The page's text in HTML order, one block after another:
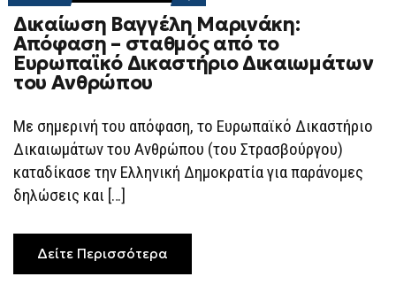
ON
ΔΙΚΑΊΩΣΗ
ΒΑΓΓΈΛΗ
ΜΑΡΙΝΆΚΗ:
ΑΠΌΦΑΣΗ
ΕΥΡΩΠΑΪΚΌ
ΔΙΚΑΣΤΉΡΙΟ
ΔΙΚΑΙΩΜΆΤΩΝ
ΤΟΥ
ΑΝΘΡΏΠΟΥ
Δικαίωση Βαγγέλη Μαρινάκη:
Απόφαση – σταθμός από το
Ευρωπαϊκό Δικαστήριο Δικαιωμάτων
του Ανθρώπου
Με σημερινή του απόφαση, το Ευρωπαϊκό Δικαστήριο
Δικαιωμάτων του Ανθρώπου (του Στρασβούργου)
καταδίκασε την Ελληνική Δημοκρατία για παράνομες
δηλώσεις και […]
Δείτε Περισσότερα